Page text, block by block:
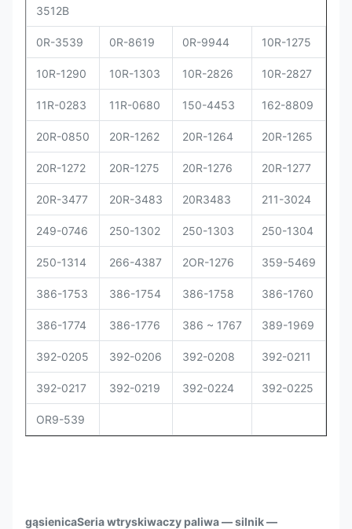
3512B
0R-3539 0R-8619 0R-9944 10R-1275
10R-1290 10R-1303 10R-2826 10R-2827
11R-0283 11R-0680 150-4453 162-8809
20R-0850 20R-1262 20R-1264 20R-1265
20R-1272 20R-1275 20R-1276 20R-1277
20R-3477 20R-3483 20R3483 211-3024
249-0746 250-1302 250-1303 250-1304
250-1314 266-4387 2OR-1276 359-5469
386-1753 386-1754 386-1758 386-1760
386-1774 386-1776 386 ~ 1767 389-1969
392-0205 392-0206 392-0208 392-0211
392-0217 392-0219 392-0224 392-0225
OR9-539
gąsienicaSeria wtryskiwaczy paliwa — silnik —